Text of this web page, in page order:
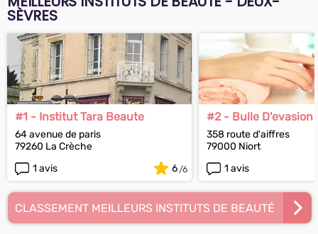
SÈVRES
#1 - Institut Tara Beaute
64 avenue de paris
79260 La Crèche
1 avis
6
#2 - Bulle D'evasion
358 route d'aiffres
79000 Niort
1 avis
CLASSEMENT MEILLEURS INSTITUTS DE BEAUTÉ